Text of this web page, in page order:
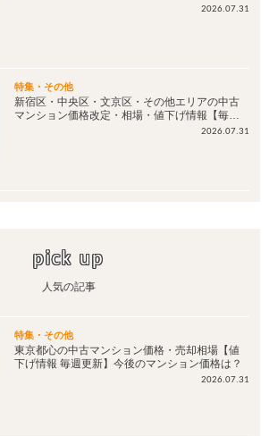
2026.07.31
特集・その他
新宿区・中央区・文京区・その他エリアの中古
マンション価格改定・相場・値下げ情報【毎週
2026.07.31
pick up
人気の記事
特集・その他
東京都心の中古マンション価格・売却相場【値
下げ情報 毎週更新】今後のマンション価格は？
2026.07.31